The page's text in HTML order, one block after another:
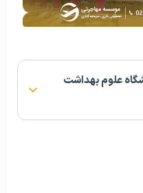
علوم بهداشت